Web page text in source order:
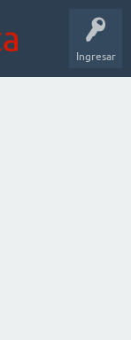
Ingresar